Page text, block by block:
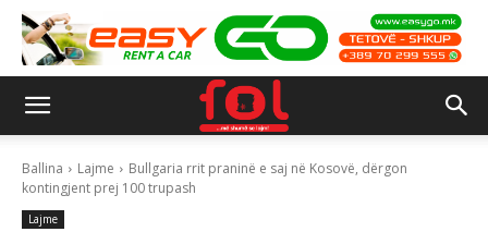
Ballina Lajme
Bullgaria rrit praninë e saj në Kosovë, dërgon
kontingjent prej 100 trupash
Lajme